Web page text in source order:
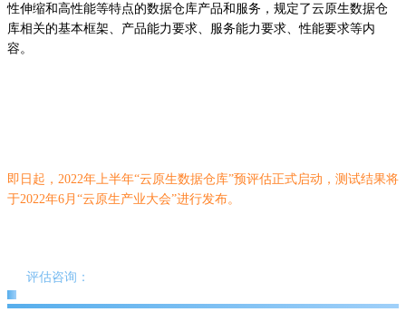
性伸缩和高性能等特点的数据仓库产品和服务，规定了云原生数据仓
库相关的基本框架、产品能力要求、服务能力要求、性能要求等内
容。
即日起，2022年上半年“云原生数据仓库”预评估正式启动， 测试结果将
于2022年6月“云原生产业大会”进行发布。
评估咨询：